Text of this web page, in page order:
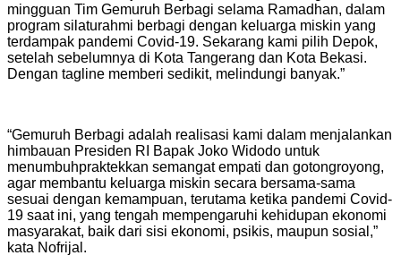
mingguan Tim Gemuruh Berbagi selama Ramadhan, dalam
program silaturahmi berbagi dengan keluarga miskin yang
terdampak pandemi Covid-19. Sekarang kami pilih Depok,
setelah sebelumnya di Kota Tangerang dan Kota Bekasi.
Dengan tagline memberi sedikit, melindungi banyak.”
“Gemuruh Berbagi adalah realisasi kami dalam menjalankan
himbauan Presiden RI Bapak Joko Widodo untuk
menumbuhpraktekkan semangat empati dan gotongroyong,
agar membantu keluarga miskin secara bersama-sama
sesuai dengan kemampuan, terutama ketika pandemi Covid-
19 saat ini, yang tengah mempengaruhi kehidupan ekonomi
masyarakat, baik dari sisi ekonomi, psikis, maupun sosial,”
kata Nofrijal.